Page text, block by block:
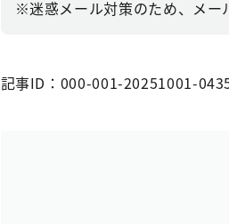
※迷惑メール対策のため、メー
記事ID：000-001-20251001-